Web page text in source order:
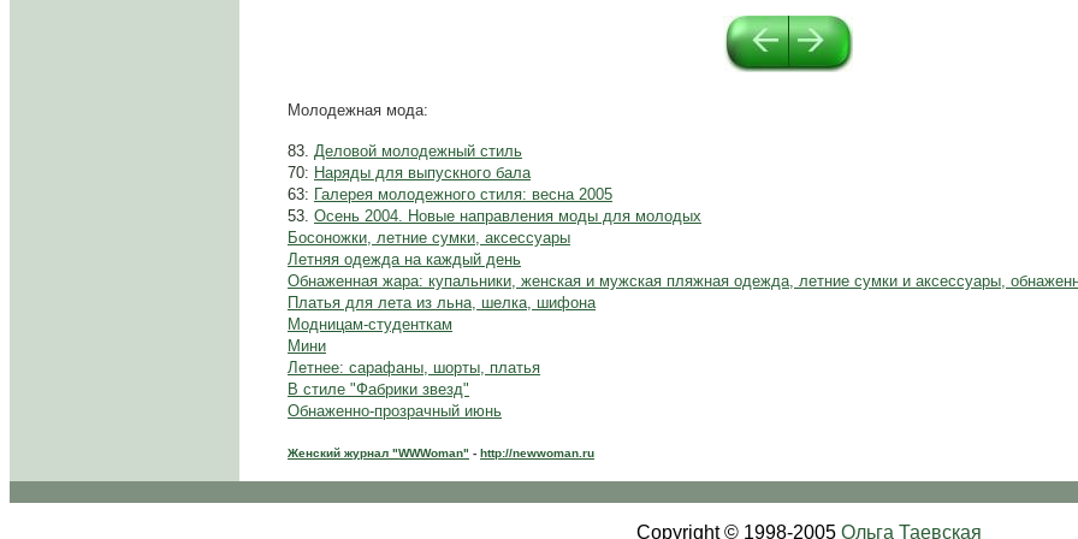
Молодежная мода:
83. Деловой молодежный стиль
70: Наряды для выпускного бала
63: Галерея молодежного стиля: весна 2005
53. Осень 2004. Новые направления моды для молодых
Босоножки, летние сумки, аксессуары
Летняя одежда на каждый день
Обнаженная жара: купальники, женская и мужская пляжная одежда, летние сумки и аксессуары,
Платья для лета из льна, шелка, шифона
Модницам-студенткам
Мини
Летнее: сарафаны, шорты, платья
В стиле "Фабрики звезд"
Обнаженно-прозрачный июнь
Женский журнал "WWWoman" - http://newwoman.ru
Copyright © 1998-2005 Ольга Таевская